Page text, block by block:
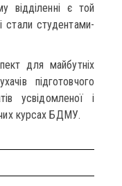
відділенні є той
стали студентами-
для майбутніх
підготовчого
усвідомленої і
курсах БДМУ.